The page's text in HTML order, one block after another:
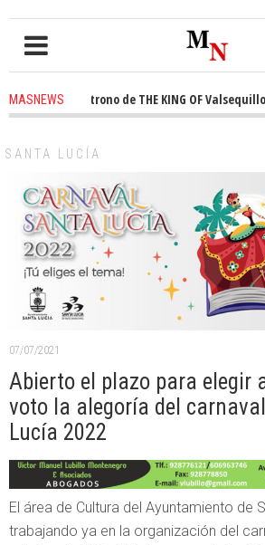
MASNEWS
el trono de THE KING OF Valsequillo tras
SANTA LUCÍA
07/07/2021
Abierto el plazo para elegir
voto la alegoría del
Lucía 2022
El área de Cultura del Ayuntamiento de
trabajando ya en la organización del